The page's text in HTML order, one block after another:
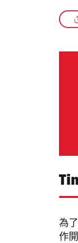
為
作